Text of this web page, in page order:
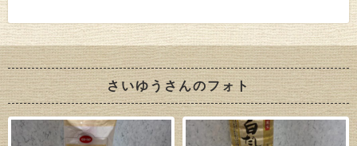
さいゆうさんのフォト